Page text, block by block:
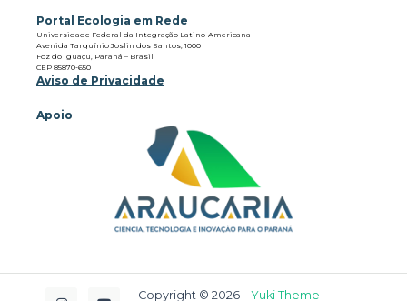
Portal Ecologia em Rede
Universidade Federal da Integração Latino-Americana
Avenida Tarquínio Joslin dos Santos, 1000
Foz do Iguaçu, Paraná – Brasil
CEP 85870-650
Aviso de Privacidade
Apoio
Copyright © 2026 Yuki Theme